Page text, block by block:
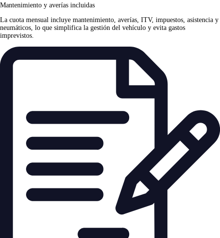
Mantenimiento y averías incluidas
La cuota mensual incluye mantenimiento, averías, ITV, impuestos, asistencia y
neumáticos, lo que simplifica la gestión del vehículo y evita gastos
imprevistos.